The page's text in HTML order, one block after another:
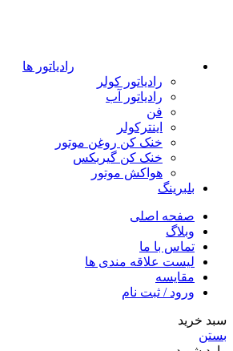
رادیاتور ها
رادیاتور کولر
رادیاتور آب
فن
اینترکولر
خنک کن روغن موتور
خنک کن گیربکس
هواکش موتور
بلبرینگ
صفحه اصلی
وبلاگ
تماس با ما
لیست علاقه مندی ها
مقایسه
ورود / ثبت نام
سبد خرید
بستن